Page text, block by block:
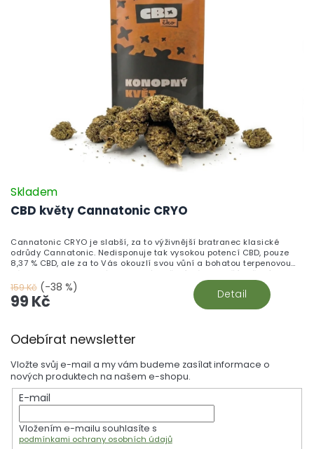
CBD květy Cannatonic CRYO
Skladem
159 Kč (-38 %)
99 Kč Detail
Cannatonic CRYO je slabší, za to výživnější bratranec klasické
odrůdy Cannatonic. Nedisponuje tak vysokou potencí CBD, pouze
8,37 % CBD, ale za to Vás okouzlí svou vůní a bohatou terpenovou
zásobou. Jeho vydatné terpenové složení Vám zaručí voňavý
požitek, při každém nádechu.
Odebírat newsletter
Vložte svůj e-mail a my vám budeme zasílat informace o
nových produktech na našem e-shopu.
E-mail
Vložením e-mailu souhlasíte s
podmínkami ochrany osobních údajů